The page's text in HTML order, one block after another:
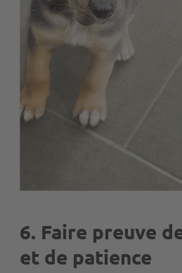
6. Faire preuve
et de patience